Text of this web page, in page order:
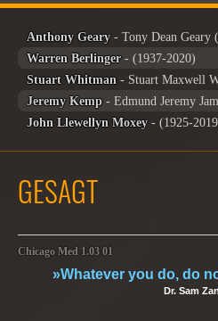
Anthony Geary - Tony Dean Geary
Warren Berlinger- (1937-2020)
Stuart Whitman
Jeremy Kemp
John Llewellyn Moxey - (1925-
GESAGT
Chicago Med 1.03 01
»Whatever you do, do
Dr. Sam